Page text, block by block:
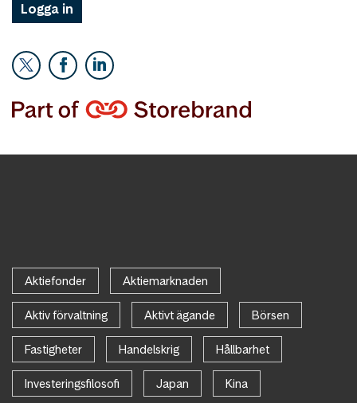
Logga in
Aktiefonder Aktiemarknaden
Aktiv förvaltning Aktivt ägande Börsen
Fastigheter Handelskrig Hållbarhet
Investeringsfilosofi Japan Kina